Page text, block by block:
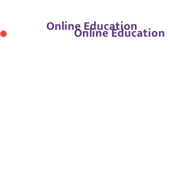
Online Education
Online Education